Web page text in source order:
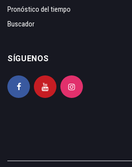
Pronóstico del tiempo
Buscador
SÍGUENOS